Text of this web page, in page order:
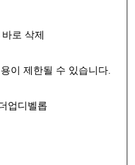
로 삭제
이 제한될 수 있습니다.
업디벨롭